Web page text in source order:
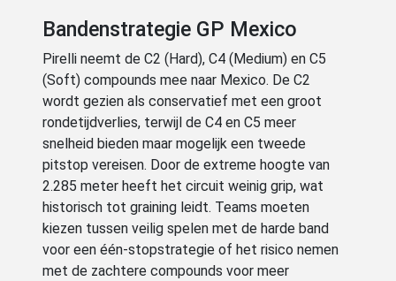
Bandenstrategie GP Mexico
Pirelli neemt de C2 (Hard), C4 (Medium) en C5
(Soft) compounds mee naar Mexico. De C2
wordt gezien als conservatief met een groot
rondetijdverlies, terwijl de C4 en C5 meer
snelheid bieden maar mogelijk een tweede
pitstop vereisen. Door de extreme hoogte van
2.285 meter heeft het circuit weinig grip, wat
historisch tot graining leidt. Teams moeten
kiezen tussen veilig spelen met de harde band
voor een één-stopstrategie of het risico nemen
met de zachtere compounds voor meer